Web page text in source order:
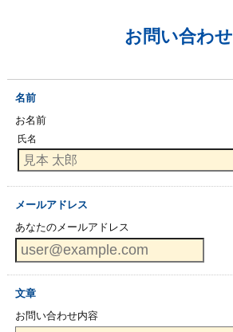
お問い合わせ
名前
お名前
氏名
メールアドレス
あなたのメールアドレス
文章
お問い合わせ内容